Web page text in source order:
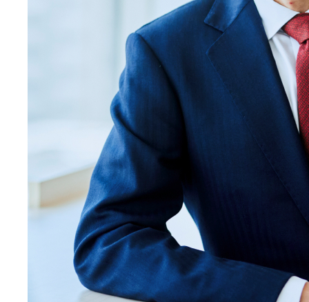
従業員一同、一層の努力を
重ねてまいります。
今後とも、変わらぬご支援と
ご指導を賜りますよう、心よ
りお願い申し上げます。